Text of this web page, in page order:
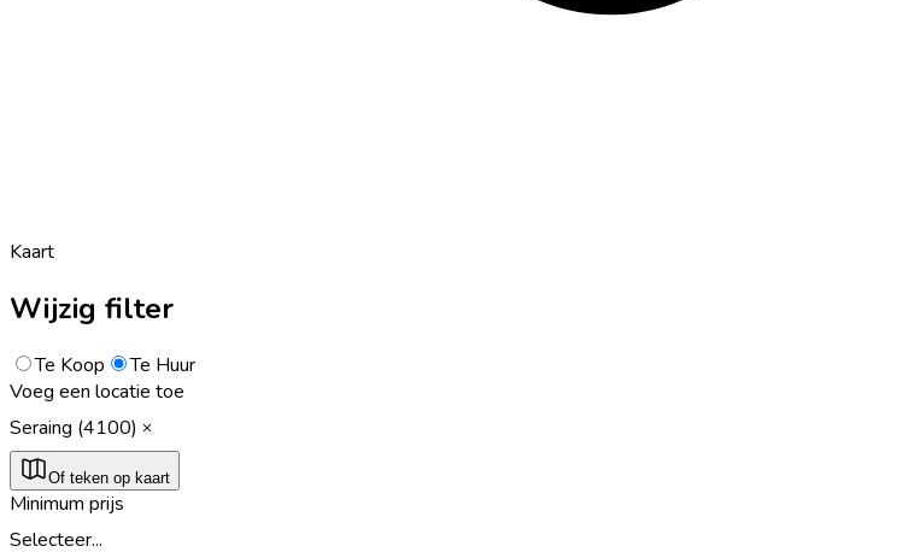
Kaart
Wijzig filter
Te Koop
Te Huur
Voeg een locatie toe
Seraing (4100)
Of teken op kaart
Minimum prijs
Selecteer...